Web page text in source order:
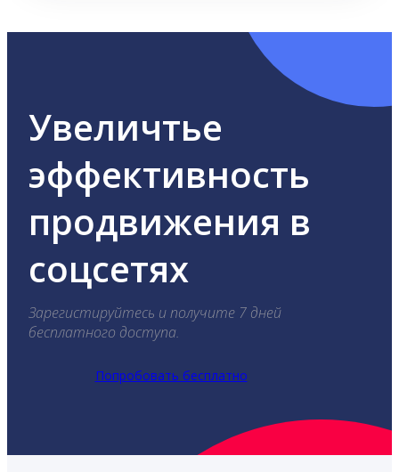
Увеличтье
эффективность
продвижения в
соцсетях
Зарегистируйтесь и получите 7 дней
бесплатного доступа.
Попробовать бесплатно